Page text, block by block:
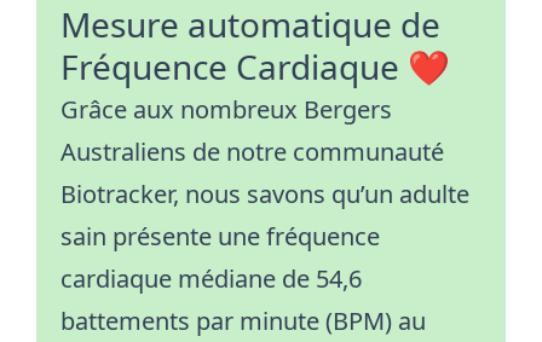
Mesure automatique de
Fréquence Cardiaque ❤️
Grâce aux nombreux Bergers
Australiens de notre communauté
Biotracker, nous savons qu’un adulte
sain présente une fréquence
cardiaque médiane de 54,6
battements par minute (BPM) au